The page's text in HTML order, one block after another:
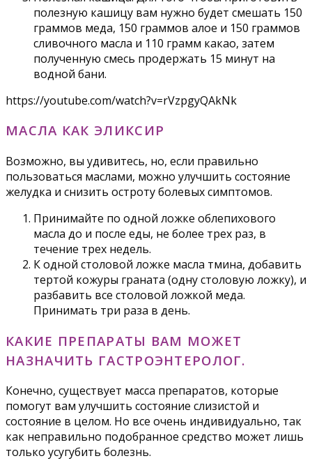
полезную кашицу вам нужно будет смешать 150
граммов меда, 150 граммов алое и 150 граммов
сливочного масла и 110 грамм какао, затем
полученную смесь продержать 15 минут на
водной бани.
https://youtube.com/watch?v=rVzpgyQAkNk
МАСЛА КАК ЭЛИКСИР
Возможно, вы удивитесь, но, если правильно
пользоваться маслами, можно улучшить состояние
желудка и снизить остроту болевых симптомов.
Принимайте по одной ложке облепихового
масла до и после еды, не более трех раз, в
течение трех недель.
К одной столовой ложке масла тмина, добавить
тертой кожуры граната (одну столовую ложку), и
разбавить все столовой ложкой меда.
Принимать три раза в день.
КАКИЕ ПРЕПАРАТЫ ВАМ МОЖЕТ
НАЗНАЧИТЬ ГАСТРОЭНТЕРОЛОГ.
Конечно, существует масса препаратов, которые
помогут вам улучшить состояние слизистой и
состояние в целом. Но все очень индивидуально, так
как неправильно подобранное средство может лишь
только усугубить болезнь.